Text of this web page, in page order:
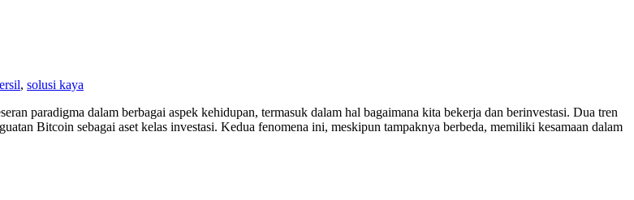
, solusi kaya
paradigma dalam berbagai aspek kehidupan, termasuk dalam hal bagaimana kita bekerja dan berinvestasi. Dua tren
Bitcoin sebagai aset kelas investasi. Kedua fenomena ini, meskipun tampaknya berbeda, memiliki kesamaan dalam